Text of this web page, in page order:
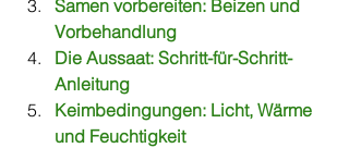
Samen vorbereiten: Beizen und
Vorbehandlung
Die Aussaat: Schritt-für-Schritt-
Anleitung
Keimbedingungen: Licht, Wärme
und Feuchtigkeit